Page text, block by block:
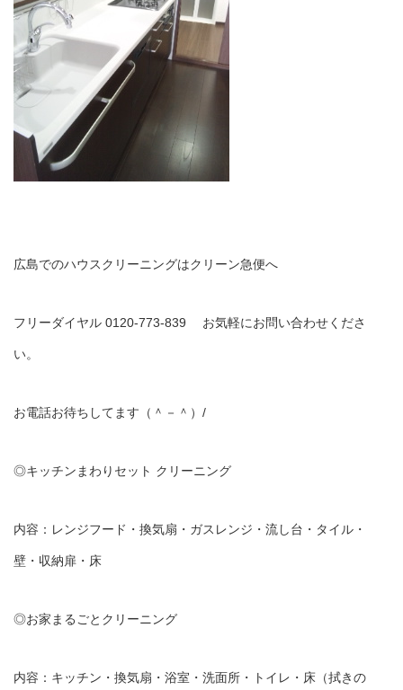
広島でのハウスクリーニングはクリーン急便へ
フリーダイヤル 0120-773-839 お気軽にお問い合わせくださ
い。
お電話お待ちしてます（＾－＾）/
◎キッチンまわりセット クリーニング
内容：レンジフード・換気扇・ガスレンジ・流し台・タイル・
壁・収納扉・床
◎お家まるごとクリーニング
内容：キッチン・換気扇・浴室・洗面所・トイレ・床（拭きの